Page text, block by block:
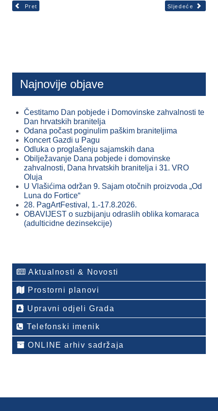
Pret Sljedeće
Najnovije objave
Čestitamo Dan pobjede i Domovinske zahvalnosti te
Dan hrvatskih branitelja
Odana počast poginulim paškim braniteljima
Koncert Gazdi u Pagu
Odluka o proglašenju sajamskih dana
Obilježavanje Dana pobjede i domovinske
zahvalnosti, Dana hrvatskih branitelja i 31. VRO
Oluja
U Vlašićima održan 9. Sajam otočnih proizvoda „Od
Luna do Fortice“
28. PagArtFestival, 1.-17.8.2026.
OBAVIJEST o suzbijanju odraslih oblika komaraca
(adulticidne dezinsekcije)
Aktualnosti & Novosti
Prostorni planovi
Upravni odjeli Grada
Telefonski imenik
ONLINE arhiv sadržaja